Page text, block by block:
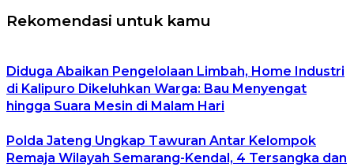
Rekomendasi untuk kamu
Diduga Abaikan Pengelolaan Limbah, Home Industri
di Kalipuro Dikeluhkan Warga: Bau Menyengat
hingga Suara Mesin di Malam Hari
Polda Jateng Ungkap Tawuran Antar Kelompok
Remaja Wilayah Semarang-Kendal, 4 Tersangka dan